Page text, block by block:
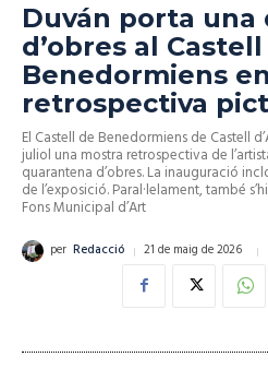
Duván porta una
d’obres al
Benedormiens
retrospectiva
El Castell de Benedormiens de Castell
juliol una mostra retrospectiva de
quarantena d’obres. La inauguració
de l’exposició. Paral·lelament, també
Fons Municipal d’Art
per Redacció 21 de maig de 2026